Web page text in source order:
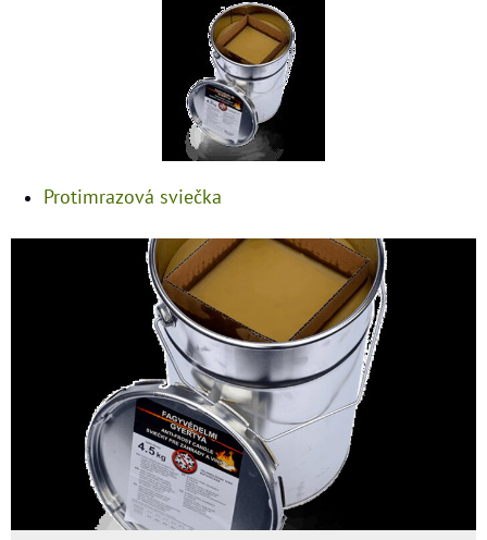
Protimrazová sviečka